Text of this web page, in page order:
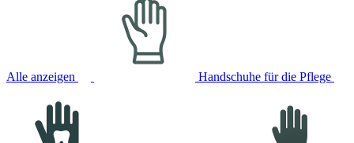
Alle anzeigen Handschuhe für die Pflege